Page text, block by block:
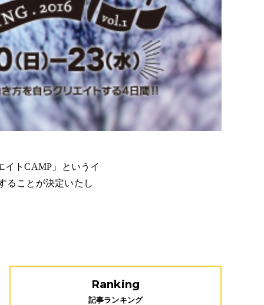
イトCAMP」というイ
ることが決定いたし
Ranking
記事ランキング